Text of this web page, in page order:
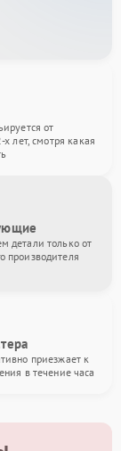
от
х лет, смотря какая
детали только от
производителя
приезжает к
в течение часа